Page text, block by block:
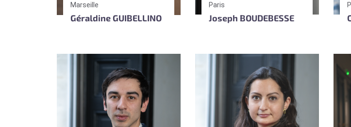
Marseille
Géraldine GUIBELLINO
Paris
Joseph BOUDEBESSE